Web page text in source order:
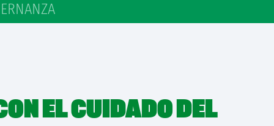
EL CUIDADO DEL